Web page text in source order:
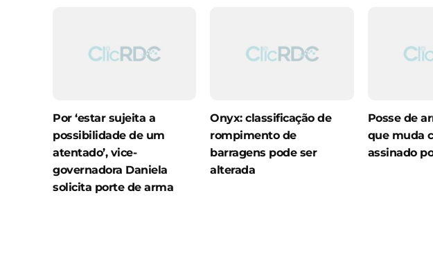
Por ‘estar sujeita a
possibilidade de um
atentado’, vice-
governadora Daniela
solicita porte de arma
Onyx: classificação de
rompimento de
barragens pode ser
alterada
Posse de
que muda
assinado